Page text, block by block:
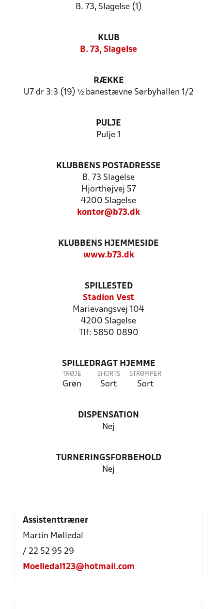
B. 73, Slagelse (1)
KLUB
B. 73, Slagelse
RÆKKE
U7 dr 3:3 (19) ½ banestævne Sørbyhallen 1/2
PULJE
Pulje 1
KLUBBENS POSTADRESSE
B. 73 Slagelse
Hjorthøjvej 57
4200 Slagelse
kontor@b73.dk
KLUBBENS HJEMMESIDE
www.b73.dk
SPILLESTED
Stadion Vest
Marievangsvej 104
4200 Slagelse
Tlf: 5850 0890
SPILLEDRAGT HJEMME
TRØJE
Grøn
SHORTS
Sort
STRØMPER
Sort
DISPENSATION
Nej
TURNERINGSFORBEHOLD
Nej
Assistenttræner
Martin Mølledal
/ 22 52 95 29
Moelledal123@hotmail.com